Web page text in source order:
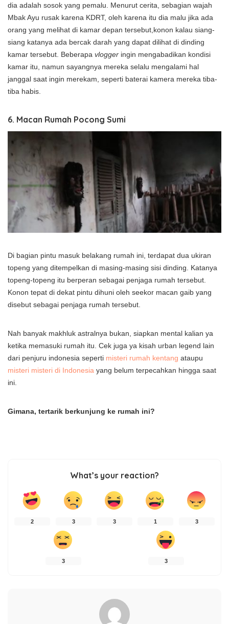
dia adalah sosok yang pemalu. Menurut cerita, sebagian wajah
Mbak Ayu rusak karena KDRT, oleh karena itu dia malu jika ada
orang yang melihat di kamar depan tersebut,konon kalau siang-
siang katanya ada bercak darah yang dapat dilihat di dinding
kamar tersebut. Beberapa vlogger ingin mengabadikan kondisi
kamar itu, namun sayangnya mereka selalu mengalami hal
janggal saat ingin merekam, seperti baterai kamera mereka tiba-
tiba habis.
6. Macan Rumah Pocong Sumi
Di bagian pintu masuk belakang rumah ini, terdapat dua ukiran
topeng yang ditempelkan di masing-masing sisi dinding. Katanya
topeng-topeng itu berperan sebagai penjaga rumah tersebut.
Konon tepat di dekat pintu dihuni oleh seekor macan gaib yang
disebut sebagai penjaga rumah tersebut.
Nah banyak makhluk astralnya bukan, siapkan mental kalian ya
ketika memasuki rumah itu. Cek juga ya kisah urban legend lain
dari penjuru indonesia seperti misteri rumah kentang ataupu
misteri misteri di Indonesia yang belum terpecahkan hingga saat
ini.
Gimana, tertarik berkunjung ke rumah ini?
What’s your reaction?
2 3 3 1 3
3 3